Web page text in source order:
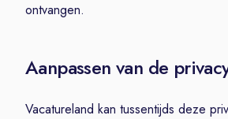
ontvangen.
Aanpassen van de
Vacatureland kan tussentijds deze